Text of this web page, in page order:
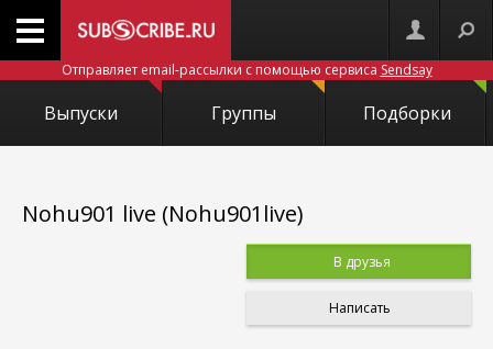
Отправляет email-рассылки с помощью сервиса Sendsay
Выпуски Группы Подборки
Nohu901 live (Nohu901live)
В друзья
Написать